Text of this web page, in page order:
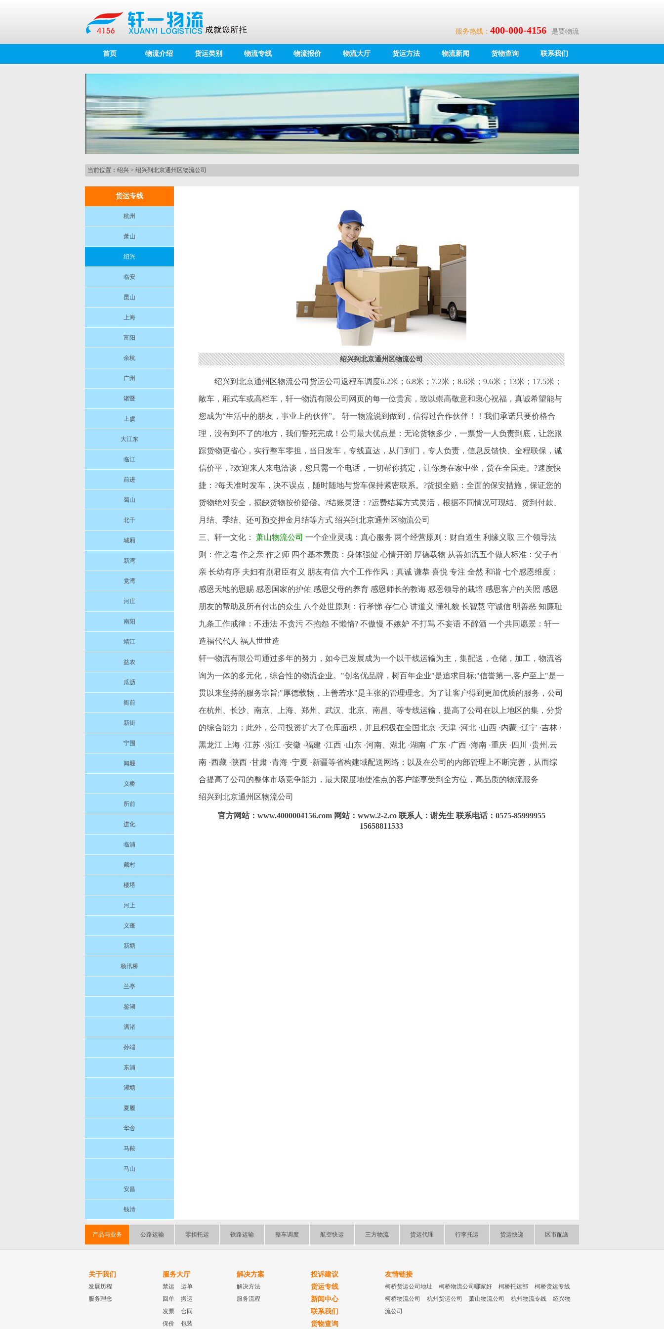
服务热线： 400-000-4156 是要物流
首页 物流介绍 货运类别 物流专线 物流报价 物流大厅 货运方法 物流新闻 货物查询 联系我们
当前位置： 绍兴 > 绍兴到北京通州区物流公司
货运专线
杭州
萧山
绍兴
临安
昆山
上海
富阳
余杭
广州
诸暨
上虞
大江东
临江
前进
蜀山
北干
城厢
新湾
党湾
河庄
南阳
靖江
益农
瓜沥
衙前
新街
宁围
闻堰
义桥
所前
进化
临浦
戴村
楼塔
河上
义蓬
新塘
杨汛桥
兰亭
鉴湖
漓渚
孙端
东浦
湖塘
夏履
华舍
马鞍
马山
安昌
钱清
绍兴到北京通州区物流公司
绍兴到北京通州区物流公司货运公司返程车调度6.2米；6.8米；7.2米；8.6米；9.6米；13米；17.5米；
敞车，厢式车或高栏车，轩一物流有限公司网页的每一位贵宾，致以崇高敬意和衷心祝福，真诚希望能与
您成为“生活中的朋友，事业上的伙伴”。 轩一物流说到做到，信得过合作伙伴！！我们承诺只要价格合
理，没有到不了的地方，我们誓死完成！公司最大优点是：无论货物多少，一票货一人负责到底，让您跟
踪货物更省心，实行整车零担，当日发车，专线直达，从门到门，专人负责，信息反馈快、全程联保，诚
信价平，?欢迎来人来电洽谈，您只需一个电话，一切帮你搞定，让你身在家中坐，货在全国走。?速度快
捷：?每天准时发车，决不误点，随时随地与货车保持紧密联系。?货损全赔：全面的保安措施，保证您的
货物绝对安全，损缺货物按价赔偿。?结账灵活：?运费结算方式灵活，根据不同情况可现结、货到付款、
月结、季结、还可预交押金月结等方式 绍兴到北京通州区物流公司
三、轩一文化： 萧山物流公司 一个企业灵魂：真心服务 两个经营原则：财自道生 利缘义取 三个领导法
则：作之君 作之亲 作之师 四个基本素质：身体强健 心情开朗 厚德载物 从善如流五个做人标准：父子有
亲 长幼有序 夫妇有别君臣有义 朋友有信 六个工作作风：真诚 谦恭 喜悦 专注 全然 和谐 七个感恩维度：
感恩天地的恩赐 感恩国家的护佑 感恩父母的养育 感恩师长的教诲 感恩领导的栽培 感恩客户的关照 感恩
朋友的帮助及所有付出的众生 八个处世原则：行孝悌 存仁心 讲道义 懂礼貌 长智慧 守诚信 明善恶 知廉耻
九条工作戒律：不违法 不贪污 不抱怨 不懒惰? 不傲慢 不嫉妒 不打骂 不妄语 不醉酒 一个共同愿景：轩一
造福代代人 福人世世造
轩一物流有限公司通过多年的努力，如今已发展成为一个以干线运输为主，集配送，仓储，加工，物流咨
询为一体的多元化，综合性的物流企业。"创名优品牌，树百年企业"是追求目标;"信誉第一,客户至上"是一
贯以来坚持的服务宗旨;"厚德载物，上善若水"是主张的管理理念。为了让客户得到更加优质的服务，公司
在杭州、长沙、南京、上海、郑州、武汉、北京、南昌、等专线运输，提高了公司在以上地区的集，分货
的综合能力；此外，公司投资扩大了仓库面积，并且积极在全国北京 ·天津 ·河北 ·山西 ·内蒙 ·辽宁 ·吉林 ·
黑龙江 上海 ·江苏 ·浙江 ·安徽 ·福建 ·江西 ·山东 ·河南、湖北 ·湖南 ·广东 ·广西 ·海南 ·重庆 ·四川 ·贵州.云
南 ·西藏 ·陕西 ·甘肃 ·青海 ·宁夏 ·新疆等省构建域配送网络；以及在公司的内部管理上不断完善，从而综
合提高了公司的整体市场竞争能力，最大限度地使准点的客户能享受到全方位，高品质的物流服务
绍兴到北京通州区物流公司
官方网站：www.4000004156.com 网站：www.2-2.co 联系人：谢先生 联系电话：0575-85999955
15658811533
产品与业务 公路运输 零担托运 铁路运输 整车调度 航空快运 三方物流 货运代理 行李托运 货运快递 区市配送
关于我们
发展历程
服务理念
服务大厅
禁运
运单
回单
搬运
发票
合同
保价
包装
解决方案
解决方法
服务流程
投诉建议
货运专线
新闻中心
联系我们
货物查询
友情链接
柯桥货运公司地址 柯桥物流公司哪家好 柯桥托运部
柯桥货运专线
柯桥物流公司
杭州货运公司 萧山物流公司 杭州物流专线
绍兴物
流公司